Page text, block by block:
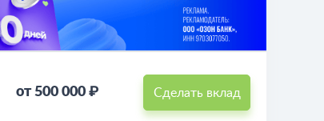
от 500 000 ₽ Сделать вклад